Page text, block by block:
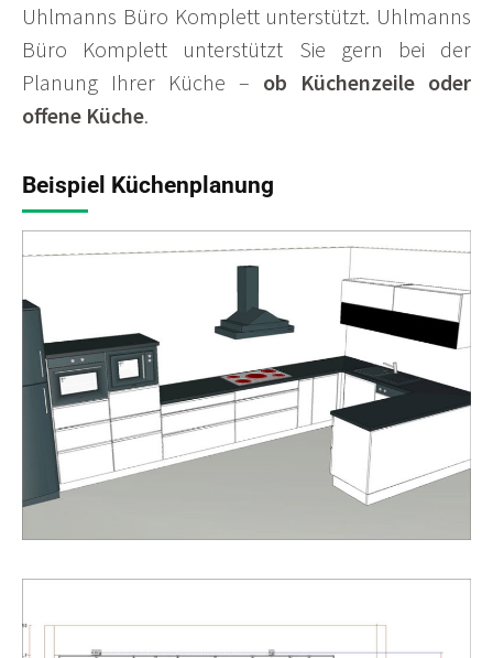
Uhlmanns Büro Komplett unterstützt. Uhlmanns
Büro Komplett unterstützt Sie gern bei der
Planung Ihrer Küche – ob Küchenzeile oder
offene Küche.
Beispiel Küchenplanung